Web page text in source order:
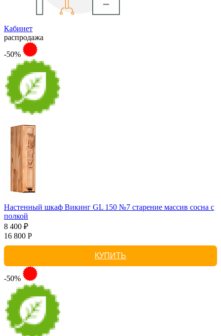
Кабинет
распродажа
-50%
Настенный шкаф Викинг GL 150 №7 старение массив сосна с
полкой
8 400 ₽
16 800 Р
КУПИТЬ
-50%